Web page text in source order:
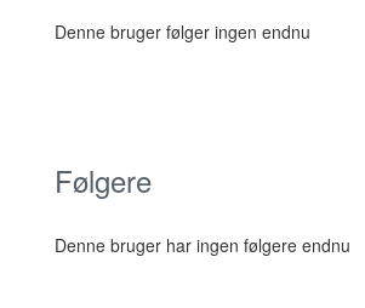
Denne bruger følger ingen endnu
Følgere
Denne bruger har ingen følgere endnu